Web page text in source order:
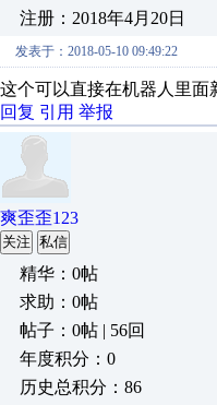
注册：2018年4月20日
发表于：2018-05-10 09:49:22
这个可以直接在机器人里面
回复 引用 举报
爽歪歪123
关注 私信
精华：0帖
求助：0帖
帖子：0帖 | 56回
年度积分：0
历史总积分：86